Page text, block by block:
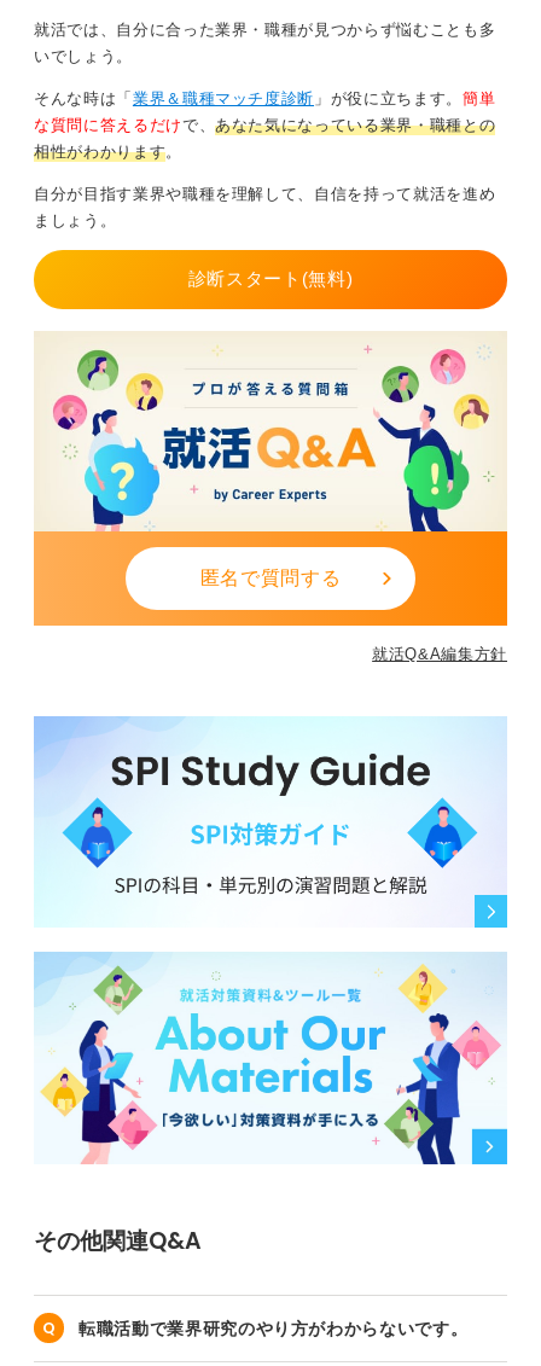
自分に合う働き方を選び合格を確実に引き寄せよう
働き方の選択については、以下の特徴を理解しておく必
要があります。
常勤講師：担任業務などを通じて深い指導経験を得られ
る一方、多忙ゆえに試験勉強の時間を確保することが困
非常勤講師：授業以外の時間を試験対策に充てやすく、
学習時間を確保しながら現場感覚を維持することが可能
自身の筆記力に不安があるなら時間を確保しやすい働き
方を、面接力を高めたいなら現場経験を重視するなど、
状況に合わせた主体的な選択が合格を引き寄せます。講
師経験は、合格後の即戦力性を証明する絶好の機会とな
ります。
就活では、自分に合った業界・職種が見つからず悩むことも多
いでしょう。
そんな時は「 業界＆職種マッチ度診断 」が役に立ちます。 簡単
な質問に答えるだけで、あなた気になっている業界・職種との
相性がわかります。
自分が目指す業界や職種を理解して、自信を持って就活を進め
ましょう。
診断スタート(無料)
匿名で質問する
就活Q&A編集方針
その他関連Q&A
転職活動で業界研究のやり方がわからないです。